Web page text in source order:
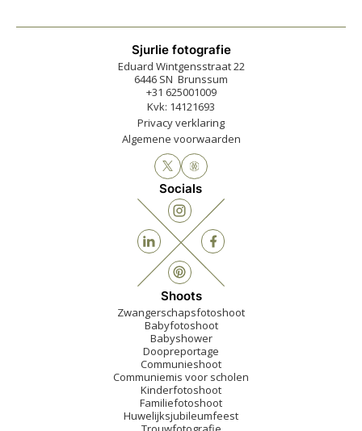
Sjurlie fotografie
Eduard Wintgensstraat 22
6446 SN Brunssum
+31 625001009
Kvk: 14121693
Privacy verklaring
Algemene voorwaarden
Socials
Shoots
Zwangerschapsfotoshoot
Babyfotoshoot
Babyshower
Doopreportage
Communieshoot
Communiemis voor scholen
Kinderfotoshoot
Familiefotoshoot
Huwelijksjubileumfeest